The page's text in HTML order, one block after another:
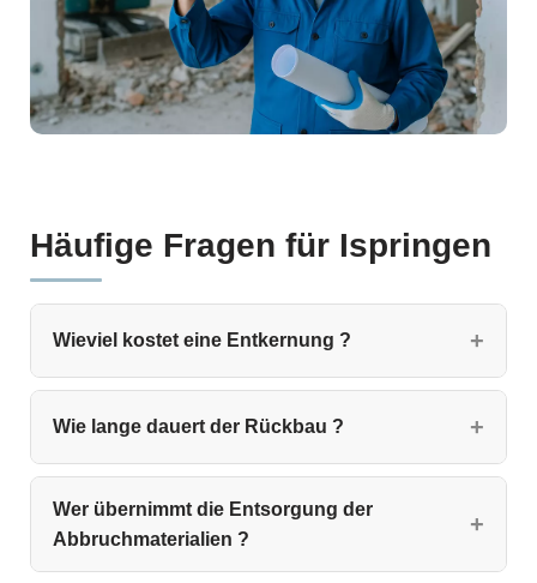
Häufige Fragen für Ispringen
Wieviel kostet eine Entkernung ?
Wie lange dauert der Rückbau ?
Wer übernimmt die Entsorgung der
Abbruchmaterialien ?